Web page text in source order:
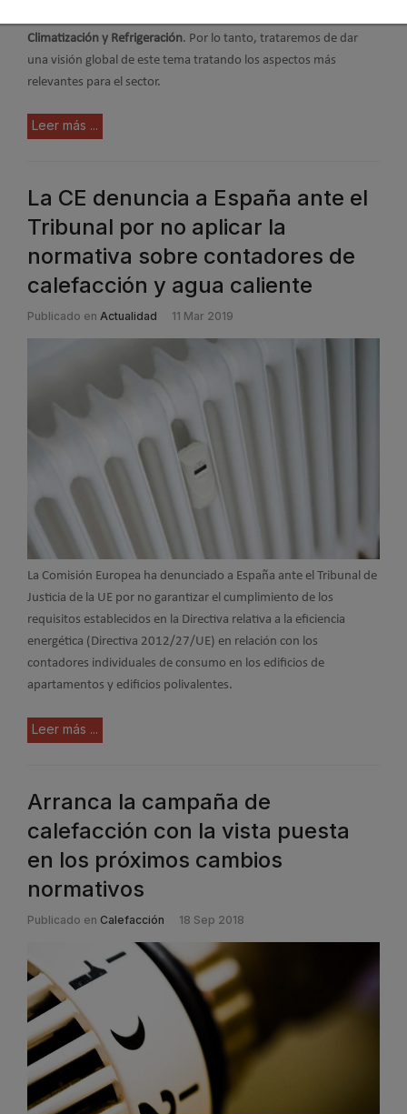
Climatización y Refrigeración. Por lo tanto, trataremos de dar
una visión global de este tema tratando los aspectos más
relevantes para el sector.
Leer más ...
La CE denuncia a España ante el
Tribunal por no aplicar la
normativa sobre contadores de
calefacción y agua caliente
Publicado en Actualidad 11 Mar 2019
La Comisión Europea ha denunciado a España ante el Tribunal de
Justicia de la UE por no garantizar el cumplimiento de los
requisitos establecidos en la Directiva relativa a la eficiencia
energética (Directiva 2012/27/UE) en relación con los
contadores individuales de consumo en los edificios de
apartamentos y edificios polivalentes.
Leer más ...
Arranca la campaña de
calefacción con la vista puesta
en los próximos cambios
normativos
Publicado en Calefacción 18 Sep 2018